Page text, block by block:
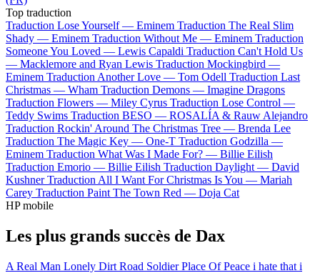
Top traduction
Traduction Lose Yourself — Eminem Traduction The Real Slim
Shady — Eminem Traduction Without Me — Eminem Traduction
Someone You Loved — Lewis Capaldi Traduction Can't Hold Us
— Macklemore and Ryan Lewis Traduction Mockingbird —
Eminem Traduction Another Love — Tom Odell Traduction Last
Christmas — Wham Traduction Demons — Imagine Dragons
Traduction Flowers — Miley Cyrus Traduction Lose Control —
Teddy Swims Traduction BESO — ROSALÍA & Rauw Alejandro
Traduction Rockin' Around The Christmas Tree — Brenda Lee
Traduction The Magic Key — One-T Traduction Godzilla —
Eminem Traduction What Was I Made For? — Billie Eilish
Traduction Emorio — Billie Eilish Traduction Daylight — David
Kushner Traduction All I Want For Christmas Is You — Mariah
Carey Traduction Paint The Town Red — Doja Cat
HP mobile
Les plus grands succès de Dax
A Real Man Lonely Dirt Road SoldierPlace Of Peace i hate that i